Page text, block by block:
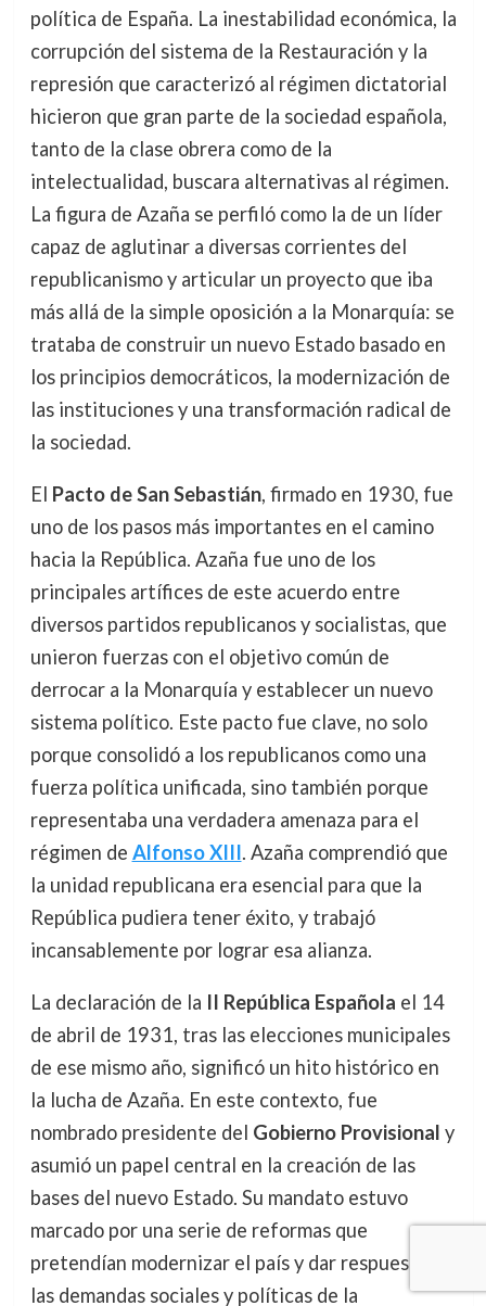
política de España. La inestabilidad económica, la
corrupción del sistema de la Restauración y la
represión que caracterizó al régimen dictatorial
hicieron que gran parte de la sociedad española,
tanto de la clase obrera como de la
intelectualidad, buscara alternativas al régimen.
La figura de Azaña se perfiló como la de un líder
capaz de aglutinar a diversas corrientes del
republicanismo y articular un proyecto que iba
más allá de la simple oposición a la Monarquía: se
trataba de construir un nuevo Estado basado en
los principios democráticos, la modernización de
las instituciones y una transformación radical de
la sociedad.
El Pacto de San Sebastián, firmado en 1930, fue
uno de los pasos más importantes en el camino
hacia la República. Azaña fue uno de los
principales artífices de este acuerdo entre
diversos partidos republicanos y socialistas, que
unieron fuerzas con el objetivo común de
derrocar a la Monarquía y establecer un nuevo
sistema político. Este pacto fue clave, no solo
porque consolidó a los republicanos como una
fuerza política unificada, sino también porque
representaba una verdadera amenaza para el
régimen de Alfonso XIII. Azaña comprendió que
la unidad republicana era esencial para que la
República pudiera tener éxito, y trabajó
incansablemente por lograr esa alianza.
La declaración de la II República Española el 14
de abril de 1931, tras las elecciones municipales
de ese mismo año, significó un hito histórico en
la lucha de Azaña. En este contexto, fue
nombrado presidente del Gobierno Provisional y
asumió un papel central en la creación de las
bases del nuevo Estado. Su mandato estuvo
marcado por una serie de reformas que
pretendían modernizar el país y dar respuesta a
las demandas sociales y políticas de la